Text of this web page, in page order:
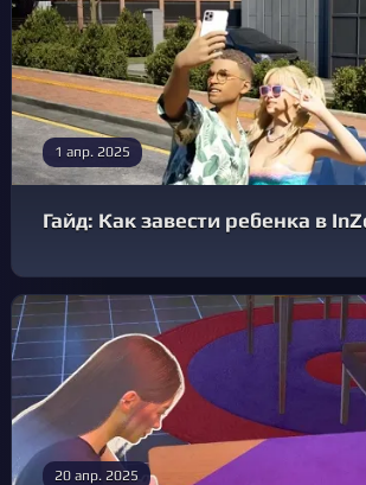
1 апр. 2025
Гайд: Как завести ребенка в
20 апр. 2025